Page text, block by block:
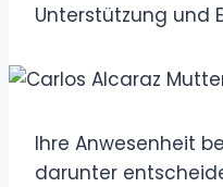
Unterstützung und
Ihre Anwesenheit
darunter